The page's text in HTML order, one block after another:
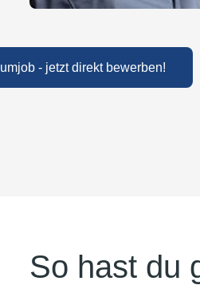
- jetzt direkt bewerben!
So hast du